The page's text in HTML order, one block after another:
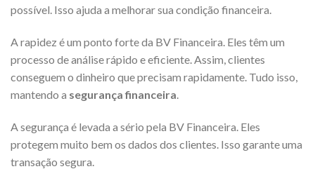
possível. Isso ajuda a melhorar sua condição financeira.
A rapidez é um ponto forte da BV Financeira. Eles têm um
processo de análise rápido e eficiente. Assim, clientes
conseguem o dinheiro que precisam rapidamente. Tudo isso,
mantendo a segurança financeira.
A segurança é levada a sério pela BV Financeira. Eles
protegem muito bem os dados dos clientes. Isso garante uma
transação segura.